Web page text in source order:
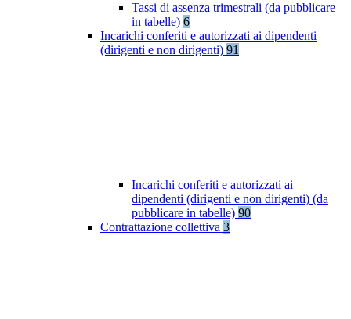
Tassi di assenza trimestrali (da pubblicare
in tabelle) 6
Incarichi conferiti e autorizzati ai dipendenti
(dirigenti e non dirigenti) 91
Incarichi conferiti e autorizzati ai
dipendenti (dirigenti e non dirigenti) (da
pubblicare in tabelle) 90
Contrattazione collettiva 3